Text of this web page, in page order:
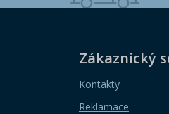
Zákaznický
Kontakty
Reklamace